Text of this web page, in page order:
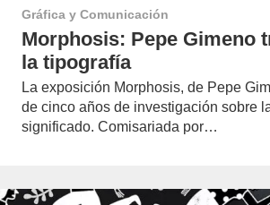
Gráfica y Comunicación
Morphosis: Pepe Gimeno
la tipografía
La exposición Morphosis, de Pepe
de cinco años de investigación sobre
significado. Comisariada por…